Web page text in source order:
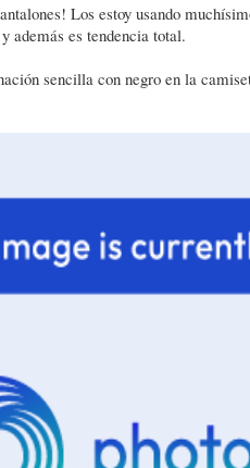
Los estoy usando
además es tendencia total.
sencilla con negro en la